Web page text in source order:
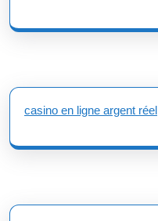
casino en ligne argent réel